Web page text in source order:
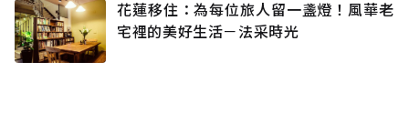
花蓮移住：為每位旅人留一盞燈！風華老
宅裡的美好生活－法采時光